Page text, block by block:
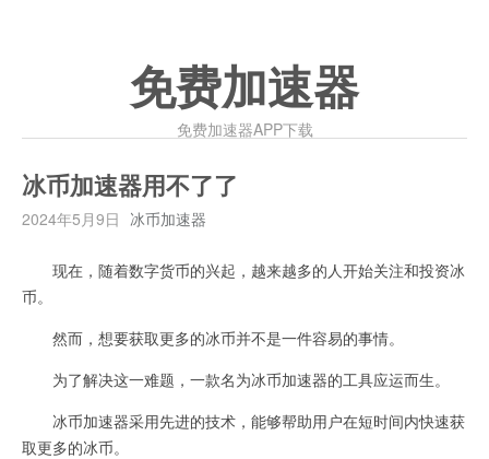
免费加速器
免费加速器APP下载
冰币加速器用不了了
2024年5月9日 冰币加速器
现在，随着数字货币的兴起，越来越多的人开始关注和投资冰
币。
然而，想要获取更多的冰币并不是一件容易的事情。
为了解决这一难题，一款名为冰币加速器的工具应运而生。
冰币加速器采用先进的技术，能够帮助用户在短时间内快速获
取更多的冰币。